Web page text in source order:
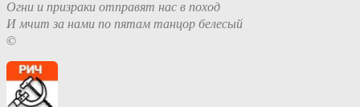
Огни и призраки отправят нас в поход
И мчит за нами по пятам танцор белесый
©